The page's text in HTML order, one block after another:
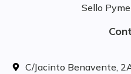
Sello
C/Jacinto Benavente,